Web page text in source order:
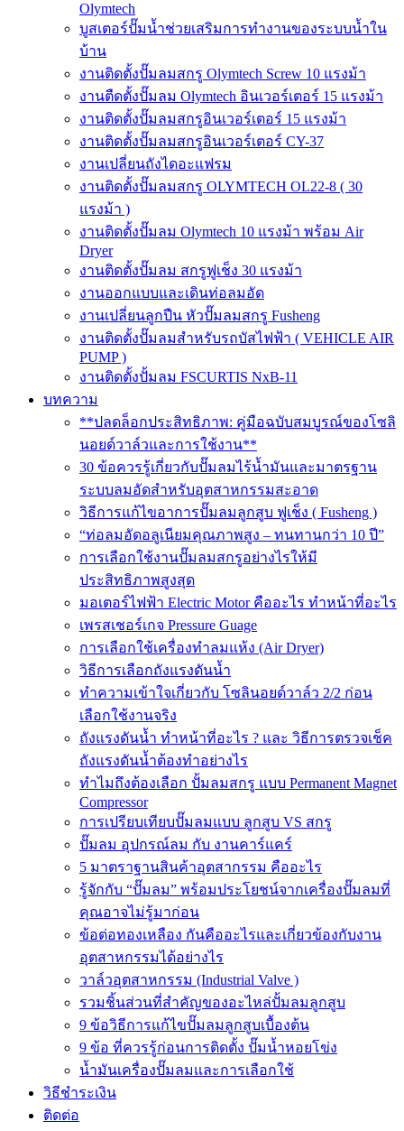
Olymtech
บูสเตอร์ปั๊มน้ำช่วยเสริมการทำงานของระบบน้ำใน
บ้าน
งานติดตั้งปั๊มลมสกรู Olymtech Screw 10 แรงม้า
งานตืดตั้งปั๊มลม Olymtech อินเวอร์เตอร์ 15 แรงม้า
งานติดตั้งปั๊มลมสกรูอินเวอร์เตอร์ 15 แรงม้า
งานติดตั้งปั๊มลมสกรูอินเวอร์เตอร์ CY-37
งานเปลี่ยนถังไดอะแฟรม
งานติดตั้งปั๊มลมสกรู OLYMTECH OL22-8 ( 30
แรงม้า )
งานติดตั้งปั๊มลม Olymtech 10 แรงม้า พร้อม Air
Dryer
งานติดตั้งปั๊มลม สกรูฟูเช็ง 30 แรงม้า
งานออกแบบและเดินท่อลมอัด
งานเปลี่ยนลูกปืน หัวปั๊มลมสกรู Fusheng
งานติดตั้งปั๊มลมสำหรับรถบัสไฟฟ้า ( VEHICLE AIR
PUMP )
งานติดตั้งปั้มลม FSCURTIS NxB-11
บทความ
**ปลดล็อกประสิทธิภาพ: คู่มือฉบับสมบูรณ์ของโซลิ
นอยด์วาล์วและการใช้งาน**
30 ข้อควรรู้เกี่ยวกับปั๊มลมไร้น้ำมันและมาตรฐาน
ระบบลมอัดสำหรับอุตสาหกรรมสะอาด
วิธีการแก้ไขอาการปั๊มลมลูกสูบ ฟูเช็ง ( Fusheng )
“ท่อลมอัดอลูเนียมคุณภาพสูง – ทนทานกว่า 10 ปี”
การเลือกใช้งานปั๊มลมสกรูอย่างไรให้มี
ประสิทธิภาพสูงสุด
มอเตอร์ไฟฟ้า Electric Motor คืออะไร ทำหน้าที่อะไร
เพรสเชอร์เกจ Pressure Guage
การเลือกใช้เครื่องทำลมแห้ง (Air Dryer)
วิธีการเลือกถังแรงดันน้ำ
ทำความเข้าใจเกี่ยวกับ โซลินอยด์วาล์ว 2/2 ก่อน
เลือกใช้งานจริง
ถังแรงดันน้ำ ทำหน้าที่อะไร ? และ วิธีการตรวจเช็ค
ถังแรงดันน้ำต้องทำอย่างไร
ทำไมถึงต้องเลือก ปั้มลมสกรู แบบ Permanent Magnet
Compressor
การเปรียบเทียบปั๊มลมแบบ ลูกสูบ VS สกรู
ปั๊มลม อุปกรณ์ลม กับ งานคาร์แคร์
5 มาตราฐานสินค้าอุตสากรรม คืออะไร
รู้จักกับ “ปั๊มลม” พร้อมประโยชน์จากเครื่องปั๊มลมที่
คุณอาจไม่รู้มาก่อน
ข้อต่อทองเหลือง กันคืออะไรและเกี่ยวข้องกับงาน
อุตสาหกรรมได้อย่างไร
วาล์วอุตสาหกรรม (Industrial Valve )
รวมชิ้นส่วนที่สำคัญของอะไหล่ปั้มลมลูกสูบ
9 ข้อวิธีการแก้ไขปั๊มลมลูกสูบเบื้องต้น
9 ข้อ ที่ควรรู้ก่อนการติดตั้ง ปั๊มน้ำหอยโข่ง
น้ำมันเครื่องปั๊มลมและการเลือกใช้
วิธีชำระเงิน
ติดต่อ